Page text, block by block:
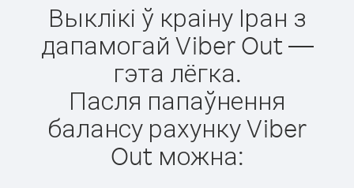
Выклікі ў краіну Іран з
дапамогай Viber Out —
гэта лёгка.
Пасля папаўнення
балансу рахунку Viber
Out можна: